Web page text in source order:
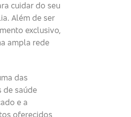
cuidar do seu
Além de ser
exclusivo,
ampla rede
das
de saúde
e a
oferecidos